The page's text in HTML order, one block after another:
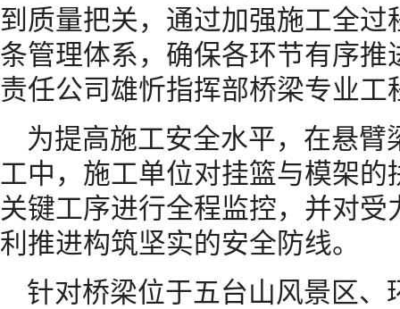
到质量把关，通过加强施工全
条管理体系，确保各环节有序推
责任公司雄忻指挥部桥梁专业工
为提高施工安全水平，在悬
工中，施工单位对挂篮与模架
关键工序进行全程监控，并对
利推进构筑坚实的安全防线。
针对桥梁位于五台山风景区